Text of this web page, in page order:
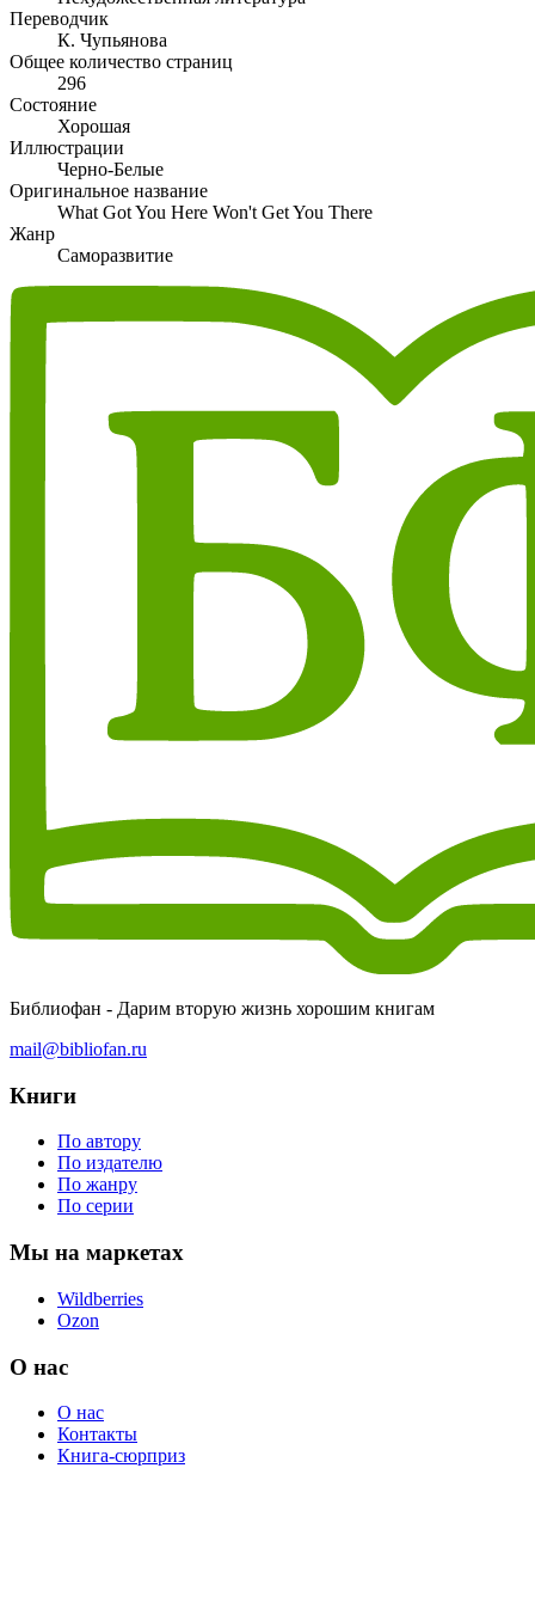
Переводчик
К. Чупьянова
Общее количество страниц
296
Состояние
Хорошая
Иллюстрации
Черно-Белые
Оригинальное название
What Got You Here Won't Get You There
Жанр
Саморазвитие
Библиофан - Дарим вторую жизнь хорошим книгам
mail@bibliofan.ru
Книги
По автору
По издателю
По жанру
По серии
Мы на маркетах
Wildberries
Ozon
О нас
О нас
Контакты
Книга-сюрприз